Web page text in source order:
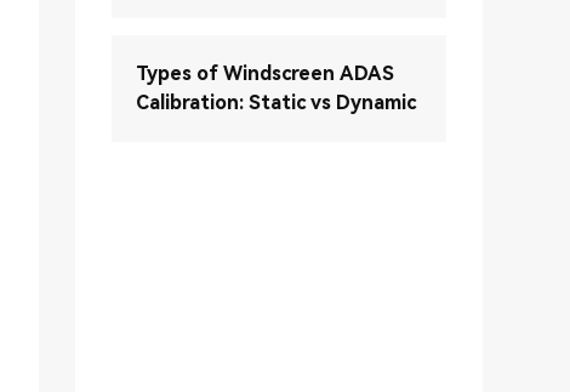
Types of Windscreen ADAS
Calibration: Static vs Dynamic